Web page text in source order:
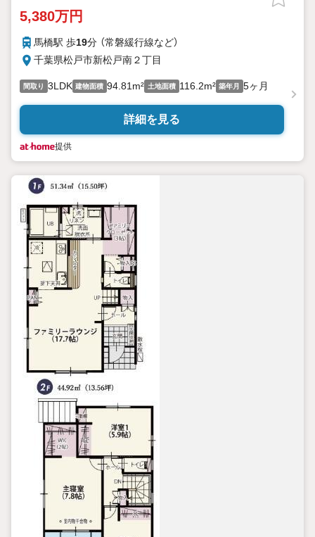
5,380万円
馬橋駅 歩19分 （常磐緩行線など）
千葉県松戸市新松戸南２丁目
間取り 3LDK 建物面積 94.81m² 土地面積 116.2m² 築年月 5ヶ月
詳細を見る
提供